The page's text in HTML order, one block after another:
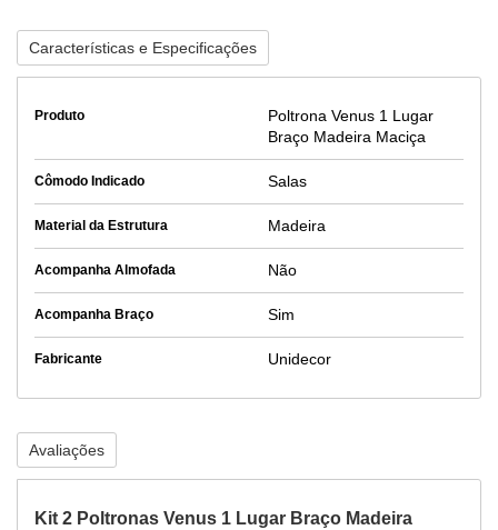
Características e Especificações
Produto
Poltrona Venus 1 Lugar
Braço Madeira Maciça
Cômodo Indicado Salas
Material da Estrutura Madeira
Acompanha Almofada Não
Acompanha Braço Sim
Fabricante Unidecor
Avaliações
Kit 2 Poltronas Venus 1 Lugar Braço Madeira